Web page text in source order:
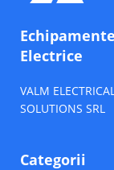
Echipamente
Electrice
VALM
SOLUTIONS SRL
Categorii